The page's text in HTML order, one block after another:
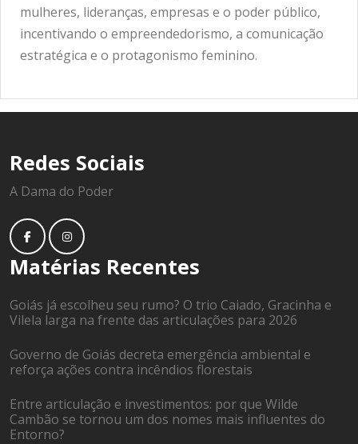
mulheres, lideranças, empresas e o poder público,
incentivando o empreendedorismo, a comunicação
estratégica e o protagonismo feminino.
Redes Sociais
A Dama do Poder
Matérias Recentes
Goiás já escolheu seu rumo? O trio Caiado, Gracinha e
Vilela larga na frente das articulações para 2026
Governo de Goiás decreta emergência ambiental e
reforça ações contra incêndios florestais
Entre articulação e investimentos: por que Wilde
Cambão se tornou um dos nomes mais influentes do
Entorno?